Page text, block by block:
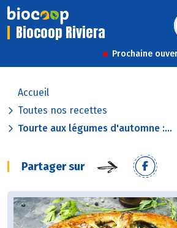
Biocoop Riviera
Prochaine
Accueil
Toutes nos recettes
Tourte aux légumes d'automne :...
Partager sur